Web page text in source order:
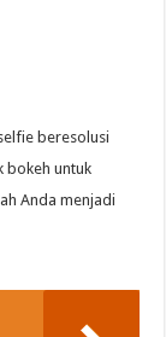
beresolusi
bokeh untuk
Anda menjadi